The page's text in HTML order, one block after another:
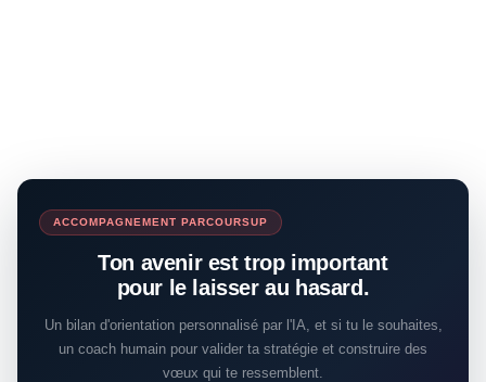
ACCOMPAGNEMENT PARCOURSUP
Ton avenir est trop important
pour le laisser au hasard.
Un bilan d'orientation personnalisé par l'IA, et si tu le souhaites,
un coach humain pour valider ta stratégie et construire des
vœux qui te ressemblent.